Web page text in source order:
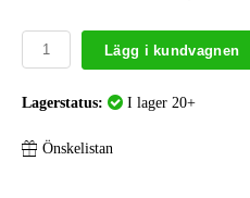
Lägg i kundvagnen
Lagerstatus: I lager 20+
Önskelistan